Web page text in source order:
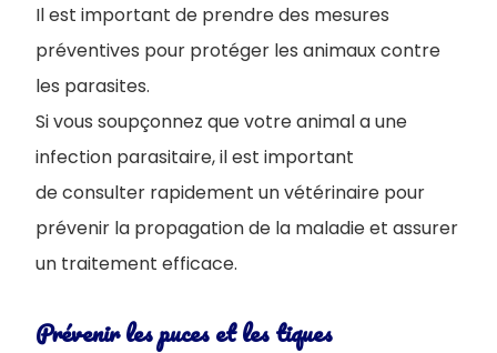
Il est important de prendre des mesures
préventives pour protéger les animaux contre
les parasites.
Si vous soupçonnez que votre animal a une
infection parasitaire, il est important
de consulter rapidement un vétérinaire pour
prévenir la propagation de la maladie et assurer
un traitement efficace.
Prévenir les puces et les tiques